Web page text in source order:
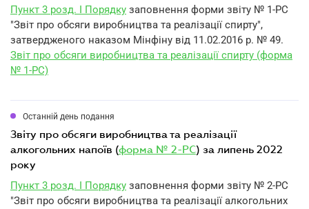
Пункт 3 розд. I Порядку заповнення форми звіту № 1-РС
"Звіт про обсяги виробництва та реалізації спирту",
затвердженого наказом Мінфіну від 11.02.2016 р. № 49.
Звіт про обсяги виробництва та реалізації спирту (форма
№ 1-РС)
Останній день подання
звіту про обсяги виробництва та реалізації
алкогольних напоїв (форма № 2-РС) за липень 2022
року
Пункт 3 розд. I Порядку заповнення форми звіту № 2-РС
"Звіт про обсяги виробництва та реалізації алкогольних